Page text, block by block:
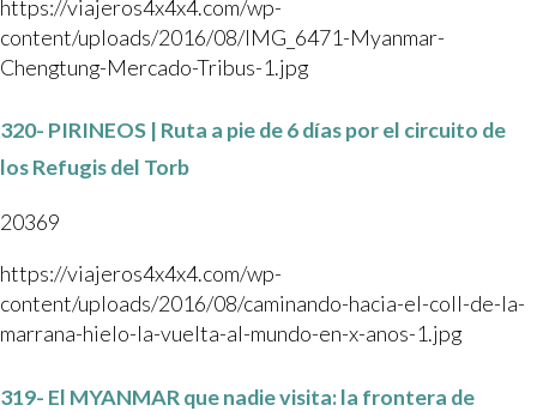
https://viajeros4x4x4.com/wp-
content/uploads/2016/08/IMG_6471-Myanmar-
Chengtung-Mercado-Tribus-1.jpg
320- PIRINEOS | Ruta a pie de 6 días por el circuito de
los Refugis del Torb
20369
https://viajeros4x4x4.com/wp-
content/uploads/2016/08/caminando-hacia-el-coll-de-la-
marrana-hielo-la-vuelta-al-mundo-en-x-anos-1.jpg
319- El MYANMAR que nadie visita: la frontera de